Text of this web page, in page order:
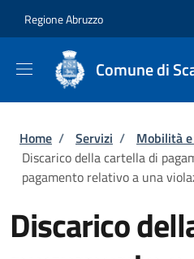
Regione Abruzzo
Comune di
Briciole di pane
Home / Servizi / Mobilità
Discarico della cartella di
pagamento relativo a una
Discarico